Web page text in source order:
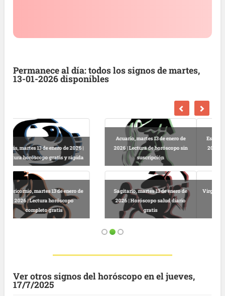
Permanece al día: todos los signos de martes,
13-01-2026 disponibles
Escorpio, martes 13 de enero de
2026 | Horóscopo gratis hoy y
completo
Libra, martes 13 de enero de 2026 |
Lectura horóscopo online
Virgo, martes 13 de enero de 2026 |
Predicciones astrológicas
gratuitas hoy
Leo, martes 13 de enero de 2026 |
Horóscopo completo y gratuito
Ver otros signos del horóscopo en el jueves,
17/7/2025